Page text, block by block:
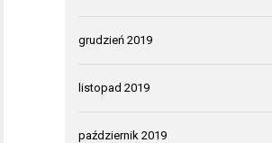
grudzień 2019
listopad 2019
październik 2019